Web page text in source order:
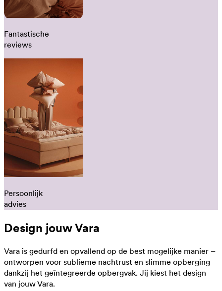
Fantastische
reviews
Persoonlijk
advies
Design jouw Vara
Vara is gedurfd en opvallend op de best mogelijke manier –
ontworpen voor sublieme nachtrust en slimme opberging
dankzij het geïntegreerde opbergvak. Jij kiest het design
van jouw Vara.